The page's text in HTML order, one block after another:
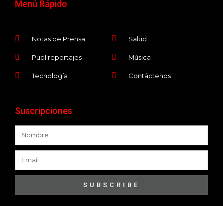
Menú Rápido
Notas de Prensa
Publireportajes
Tecnología
Salud
Música
Contáctenos
Suscripciones
SUBSCRIBE